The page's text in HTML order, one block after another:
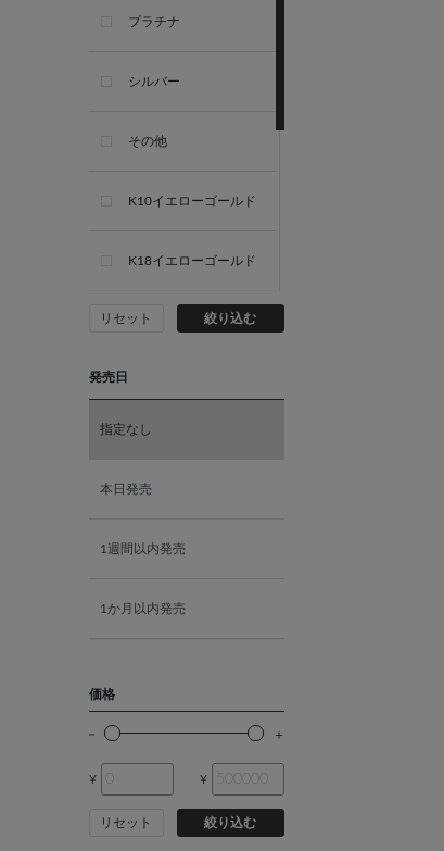
プラチナ
シルバー
その他
K10イエローゴールド
K18イエローゴールド
K10ホワイトゴールド
K10ピンクゴールド
K18ピンクゴールド
リセット 絞り込む
発売日
指定なし
本日発売
1週間以内発売
1か月以内発売
価格
¥ ¥
リセット 絞り込む